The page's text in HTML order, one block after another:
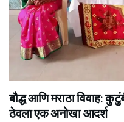
बौद्ध आणि मराठा विवाह:
ठेवला एक अनोखा आदर्श